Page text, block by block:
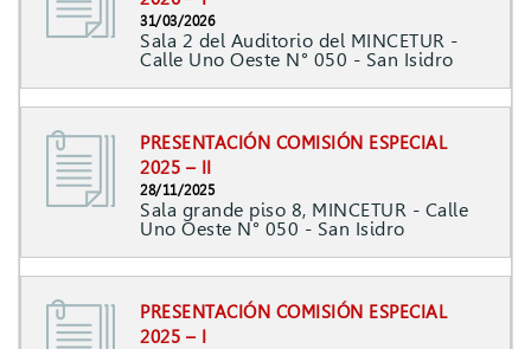
31/03/2026
Sala 2 del Auditorio del MINCETUR -
Calle Uno Oeste N° 050 - San Isidro
PRESENTACIÓN COMISIÓN ESPECIAL
2025 – II
28/11/2025
Sala grande piso 8, MINCETUR - Calle
Uno Oeste N° 050 - San Isidro
PRESENTACIÓN COMISIÓN ESPECIAL
2025 – I